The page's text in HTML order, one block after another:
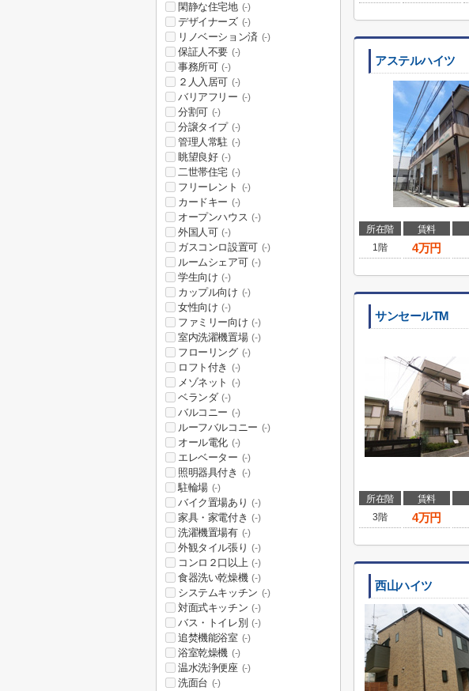
アステルハイツ
所在階 賃料
1階
4万円
サンセールTM
所在階 賃料
3階
4万円
西山ハイツ
閑静な住宅地 (-)
デザイナーズ (-)
リノベーション済 (-)
保証人不要 (-)
事務所可 (-)
２人入居可 (-)
バリアフリー (-)
分割可 (-)
分譲タイプ (-)
管理人常駐 (-)
眺望良好 (-)
二世帯住宅 (-)
フリーレント (-)
カードキー (-)
オープンハウス (-)
外国人可 (-)
ガスコンロ設置可 (-)
ルームシェア可 (-)
学生向け (-)
カップル向け (-)
女性向け (-)
ファミリー向け (-)
室内洗濯機置場 (-)
フローリング (-)
ロフト付き (-)
メゾネット (-)
ベランダ (-)
バルコニー (-)
ルーフバルコニー (-)
オール電化 (-)
エレベーター (-)
照明器具付き (-)
駐輪場 (-)
バイク置場あり (-)
家具・家電付き (-)
洗濯機置場有 (-)
外観タイル張り (-)
コンロ２口以上 (-)
食器洗い乾燥機 (-)
システムキッチン (-)
対面式キッチン (-)
バス・トイレ別 (-)
追焚機能浴室 (-)
浴室乾燥機 (-)
温水洗浄便座 (-)
洗面台 (-)